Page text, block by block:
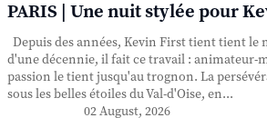
PARIS | Une nuit stylée pour
Depuis des années, Kevin First tient tient le
d'une décennie, il fait ce travail : animateur-
passion le tient jusqu'au trognon. La
sous les belles étoiles du Val-d'Oise, en...
02 August, 2026